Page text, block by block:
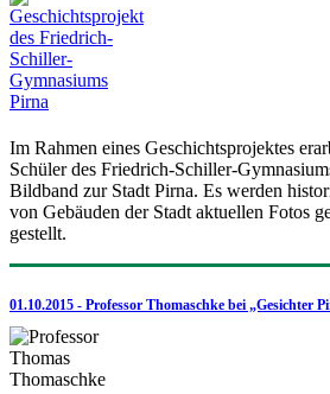
Im Rahmen eines Geschichtsprojektes
Schüler des Friedrich-Schiller-
Bildband zur Stadt Pirna. Es werden
von Gebäuden der Stadt aktuellen Fotos
gestellt.
01.10.2015 - Professor Thomaschke bei „Gesichter